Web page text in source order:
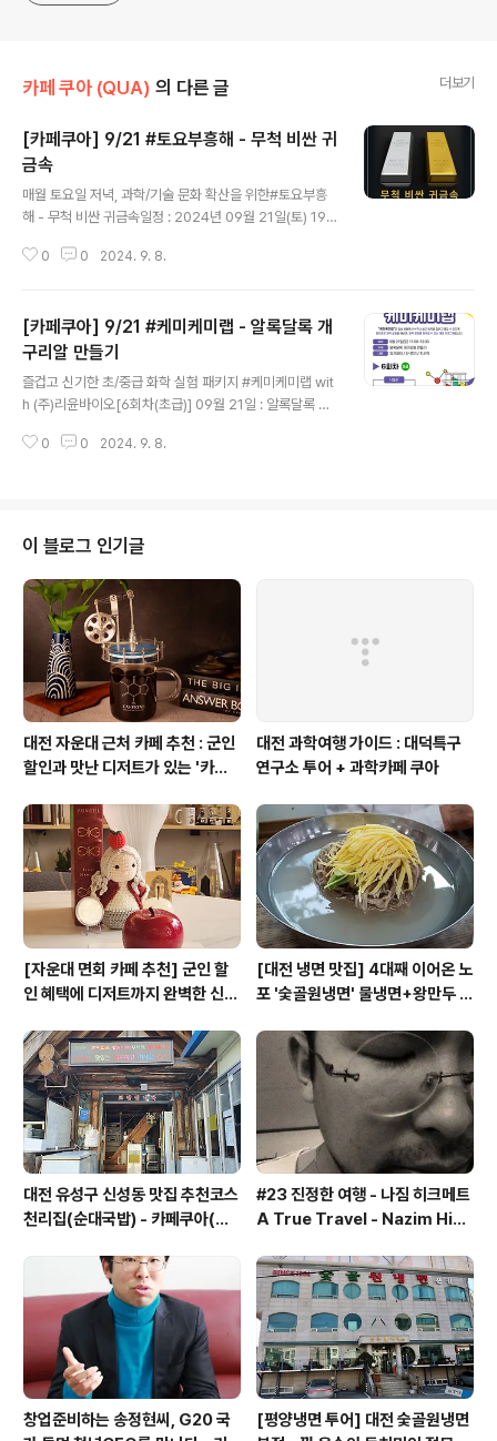
카페 쿠아 (QUA) 의 다른 글 더보기
[카페쿠아] 9/21 #토요부흥해 - 무척 비싼 귀
금속
매월 토요일 저녁, 과학/기술 문화 확산을 위한#토요부흥
해 - 무척 비싼 귀금속일정 : 2024년 09월 21일(토) 19:
: 후기전이원소에 대한 기원과 역사, 해당 원소들의 특장점,
만원문의 : 042-867-5897 sciencecafekorea@g
mail.com신청 : https://forms.gle/Q7vooY1c8bPm
PgJs7#카페쿠아 #화학하악 #장홍제 #원소 #금 #백금
#은 #귀금속 #전이원소과학은 즐겁다 - QUA
0 0 2024. 9. 8.
[카페쿠아] 9/21 #케미케미랩 - 알록달록 개
구리알 만들기
즐겁고 신기한 초/중급 화학 실험 패키지 #케미케미랩 wit
h (주)리윤바이오[6회차(초급)] 09월 21일 : 알록달록 마
현상을 화학실험으로 알아보는 체험 프로그램일정 : 2024
리윤바이오 042-626-2685 / 010-7593-2685 / le
eyunbio@leeyunbio.com#리윤바이오 #화학 #문화
#카페쿠아 #쿠아 #과학 #기술
0 0 2024. 9. 8.
이 블로그 인기글
대전 자운대 근처 카페 추천 : 군인
할인과 맛난 디저트가 있는 '카페
대전 과학여행 가이드 : 대덕특구
연구소 투어 + 과학카페 쿠아
[자운대 면회 카페 추천] 군인 할
인 혜택에 디저트까지 완벽한 신성
[대전 냉면 맛집] 4대째 이어온 노
포 '숯골원냉면' 물냉면+왕만두 조
대전 유성구 신성동 맛집 추천코스
천리집(순대국밥) - 카페쿠아(커
#23 진정한 여행 - 나짐 히크메트
A True Travel - Nazim Hik
창업준비하는 송정현씨, G20 국
[평양냉면 투어] 대전 숯골원냉면